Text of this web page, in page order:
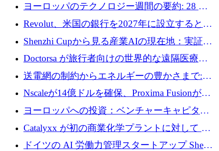
ヨーロッパのテクノロジー週間の要約: 28 億
ユーロを超える 70 以上のテクノロジー資金調
Revolut、米国の銀行を2027年に設立すると米
国の社長が語る
Shenzhi Cupから見る産業AIの現在地：実証と
産業実装への道筋
Doctorsa が旅行者向けの世界的な遠隔医療プ
ラットフォームを拡大するために 100 万ユー
ロを調達
送電網の制約からエネルギーの豊かさまで:
Envision の Gobi X がヨーロッパの AI の未来
Nscaleが14億ドルを確保、Proxima Fusionが4
億1,100万ユーロを獲得、Invest EuropeはVCの
ヨーロッパへの投資：ベンチャーキャピタル
が過去2番目に高い水準に到達
Catalyxx が初の商業化学プラントに対して EU
から 2,000 万ユーロ以上の支援を獲得
ドイツの AI 労働力管理スタートアップ Sherpa